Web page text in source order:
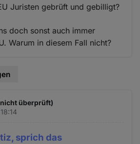
Juristen gebrüft und gebilligt?
doch sonst auch immer
Warum in diesem Fall nicht?
überprüft)
sprich das